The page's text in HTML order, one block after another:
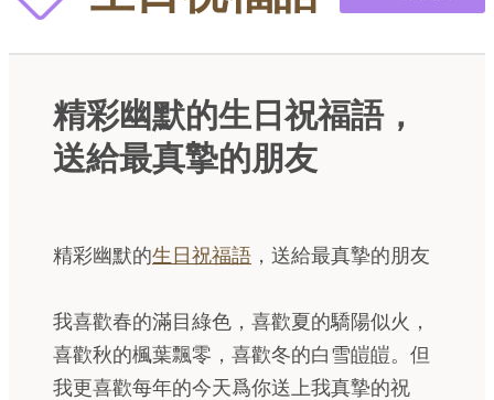
精彩幽默的生日祝福語，
送給最真摯的朋友
精彩幽默的生日祝福語 ，送給最真摯的朋友
我喜歡春的滿目綠色，喜歡夏的驕陽似火，
喜歡秋的楓葉飄零，喜歡冬的白雪皚皚。但
我更喜歡每年的今天爲你送上我真摯的祝